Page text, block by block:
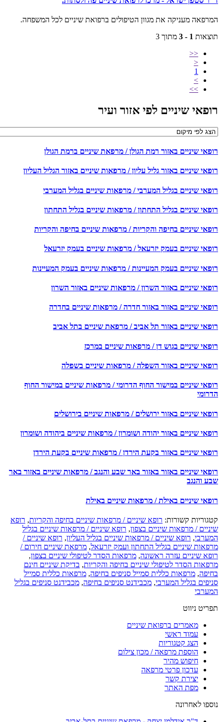
מעניקה את מגוון הטיפולים ברפואת שיניים לכל המשפחה.
1 - 3
מתוך 3
<<
<
1
>
>>
שיניים לפי אזור ועיר
שיניים באזור רמת הגולן / מרפאת שיניים ברמת הגולן
שיניים באזור גליל עליון / מרפאות שיניים באזור הגליל העליון
שיניים בגליל המערבי / מרפאות שיניים בגליל המערבי
שיניים בגליל התחתון / מרפאות שיניים בגליל התחתון
שיניים בחיפה והקריות / מרפאות שיניים בחיפה והקריות
שיניים בעמק יזרעאל / מרפאות שיניים בעמק יזרעאל
שיניים בעמק המעיינות / מרפאות שיניים בעמק המעיינות
שיניים באזור השרון / מרפאות שיניים באזור השרון
שיניים באזור באזור חדרה / מרפאות שיניים בחדרה
שיניים באזור תל אביב / מרפאת שיניים בתל אביב
שיניים בגוש דן / מרפאות שיניים במרכז
שיניים באזור השפלה / מרפאות שיניים בשפלה
שיניים במישור החוף הדרומי / מרפאות שיניים במישור החוף
שיניים באזור ירושלים / מרפאות שיניים בירושלים
שיניים באזור יהודה ושומרון / מרפאות שיניים ביהודה ושומרון
שיניים באזור בקעת הירדן / מרפאות שיניים בקעת הירדן
שיניים באזור באזור באר שבע והנגב / מרפאות שיניים באזור באר
והנגב
שיניים באילת / מרפאות שיניים באילת
קשורות:רופא שיניים / מרפאות שיניים בחיפה והקריות,רופא
/ מרפאות שיניים בצפון,רופא שיניים / מרפאות שיניים בגליל
,רופא שיניים / מרפאות שיניים בגליל העליון,רופא שיניים /
שיניים בגליל התחתון ועמק יזרעאל,מרפאת שיניים חירום /
שיניים עזרה ראשונה,מרפאות הסדר לטיפולי שיניים בצפון,
הסדר לטיפולי שיניים בחיפה והקריות,בדיקת שיניים חינם
,מרפאות כללית סמייל סניפים בחיפה,מרפאות כללית סמייל
בגליל המערבי,מכבידנט סניפים בחיפה,מכבידנט סניפים בגליל
ניווט
מאמרים ברפואת שיניים
עמוד ראשי
הצג קטגוריות
הוספת מרפאה / מכון צילום
חיפוש מהיר
עדכון פרטי מרפאה
יצירת קשר
מפת האתר
לאחרונה